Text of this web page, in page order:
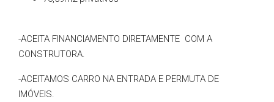
-ACEITA FINANCIAMENTO DIRETAMENTE COM A
CONSTRUTORA.
-ACEITAMOS CARRO NA ENTRADA E PERMUTA DE
IMÓVEIS.